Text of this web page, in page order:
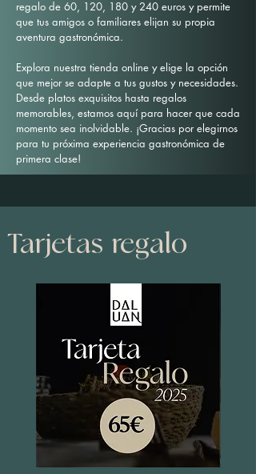
regalo de 60, 120, 180 y 240 euros y permite
que tus amigos o familiares elijan su propia
aventura gastronómica.
Explora nuestra tienda online y elige la opción
que mejor se adapte a tus gustos y necesidades.
Desde platos exquisitos hasta regalos
memorables, estamos aquí para hacer que cada
momento sea inolvidable. ¡Gracias por elegirnos
para tu próxima experiencia gastronómica de
primera clase!
Tarjetas regalo